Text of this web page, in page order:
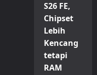
S26 FE,
Chipset
Lebih
Kencang
tetapi
RAM